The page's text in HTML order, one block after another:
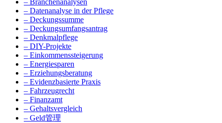
– Branchenanalysen
– Datenanalyse in der Pflege
– Deckungssumme
– Deckungsumfangsantrag
– Denkmalpflege
– DIY-Projekte
– Einkommenssteigerung
– Energiesparen
– Erziehungsberatung
– Evidenzbasierte Praxis
– Fahrzeugrecht
– Finanzamt
– Gehaltsvergleich
– Geld管理